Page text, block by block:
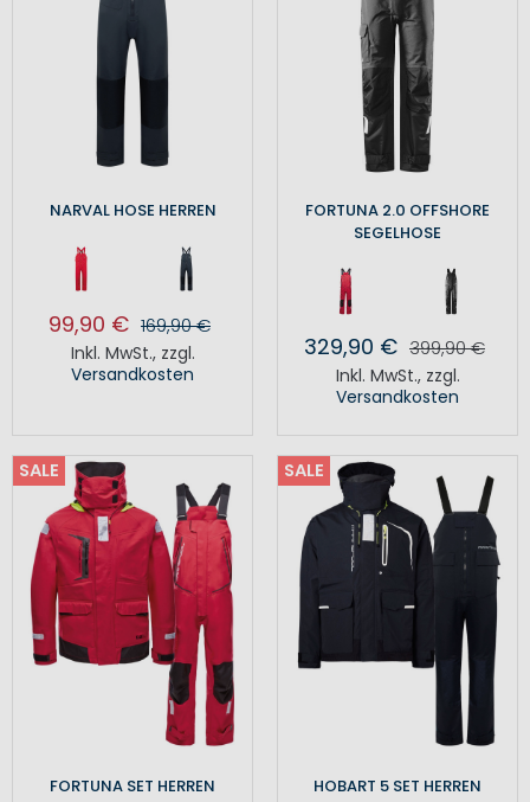
NARVAL HOSE HERREN
99,90 € 169,90 €
Inkl. MwSt., zzgl.
Versandkosten
FORTUNA 2.0 OFFSHORE
SEGELHOSE
329,90 € 399,90 €
Inkl. MwSt., zzgl.
Versandkosten
SALE
FORTUNA SET HERREN
SALE
HOBART 5 SET HERREN